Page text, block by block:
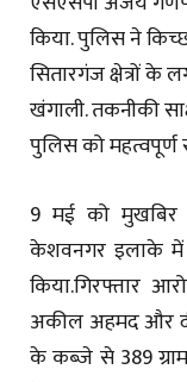
किया. पुलिस ने
सितारगंज क्षेत्रों के
खंगाली. तकनीकी
पुलिस को महत्वपूर्ण
9 मई को
केशवनगर इलाके में
किया.गिरफ्तार
अकील अहमद और
के कब्जे से 389